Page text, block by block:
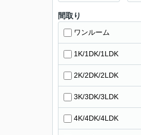
間取り
ワンルーム
1K/1DK/1LDK
2K/2DK/2LDK
3K/3DK/3LDK
4K/4DK/4LDK